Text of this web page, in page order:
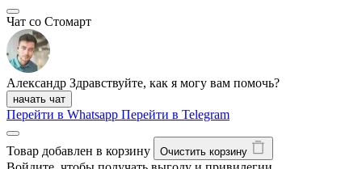
Чат со Стомарт
Александр Здравствуйте, как я могу вам помочь?
начать чат
Перейти в Whatsapp Перейти в Telegram
Товар добавлен в корзину Очистить корзину